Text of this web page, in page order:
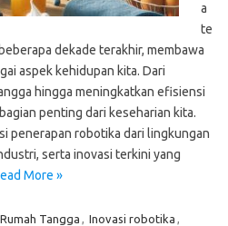
a
te
dekade terakhir, membawa
aspek kehidupan kita. Dari
hingga meningkatkan efisiensi
penting dari keseharian kita.
penerapan robotika dari lingkungan
serta inovasi terkini yang
More »
Tangga , Inovasi robotika ,